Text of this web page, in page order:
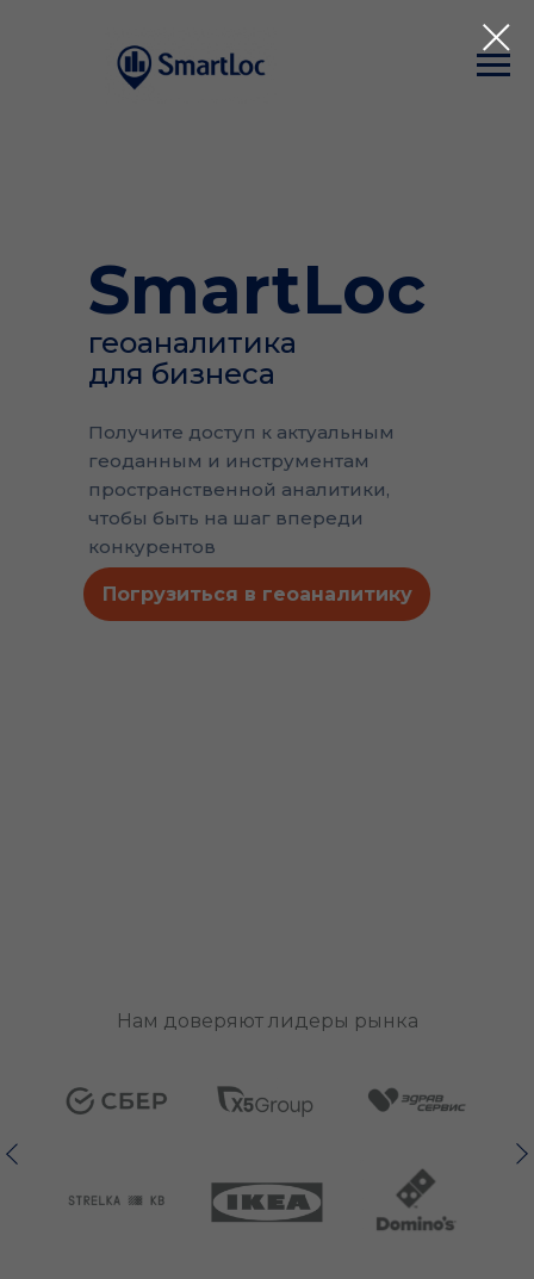
геоаналитика
для бизнеса
SmartLoc
Погрузиться в геоаналитику
Получите доступ к актуальным
геоданным и инструментам
пространственной аналитики,
чтобы быть на шаг впереди
конкурентов
Нам доверяют лидеры рынка